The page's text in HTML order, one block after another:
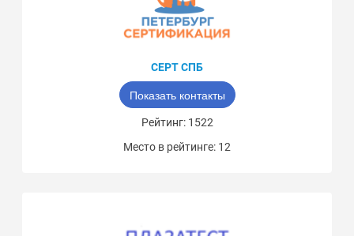
СЕРТ СПБ
Показать контакты
Рейтинг: 1522
Место в рейтинге: 12